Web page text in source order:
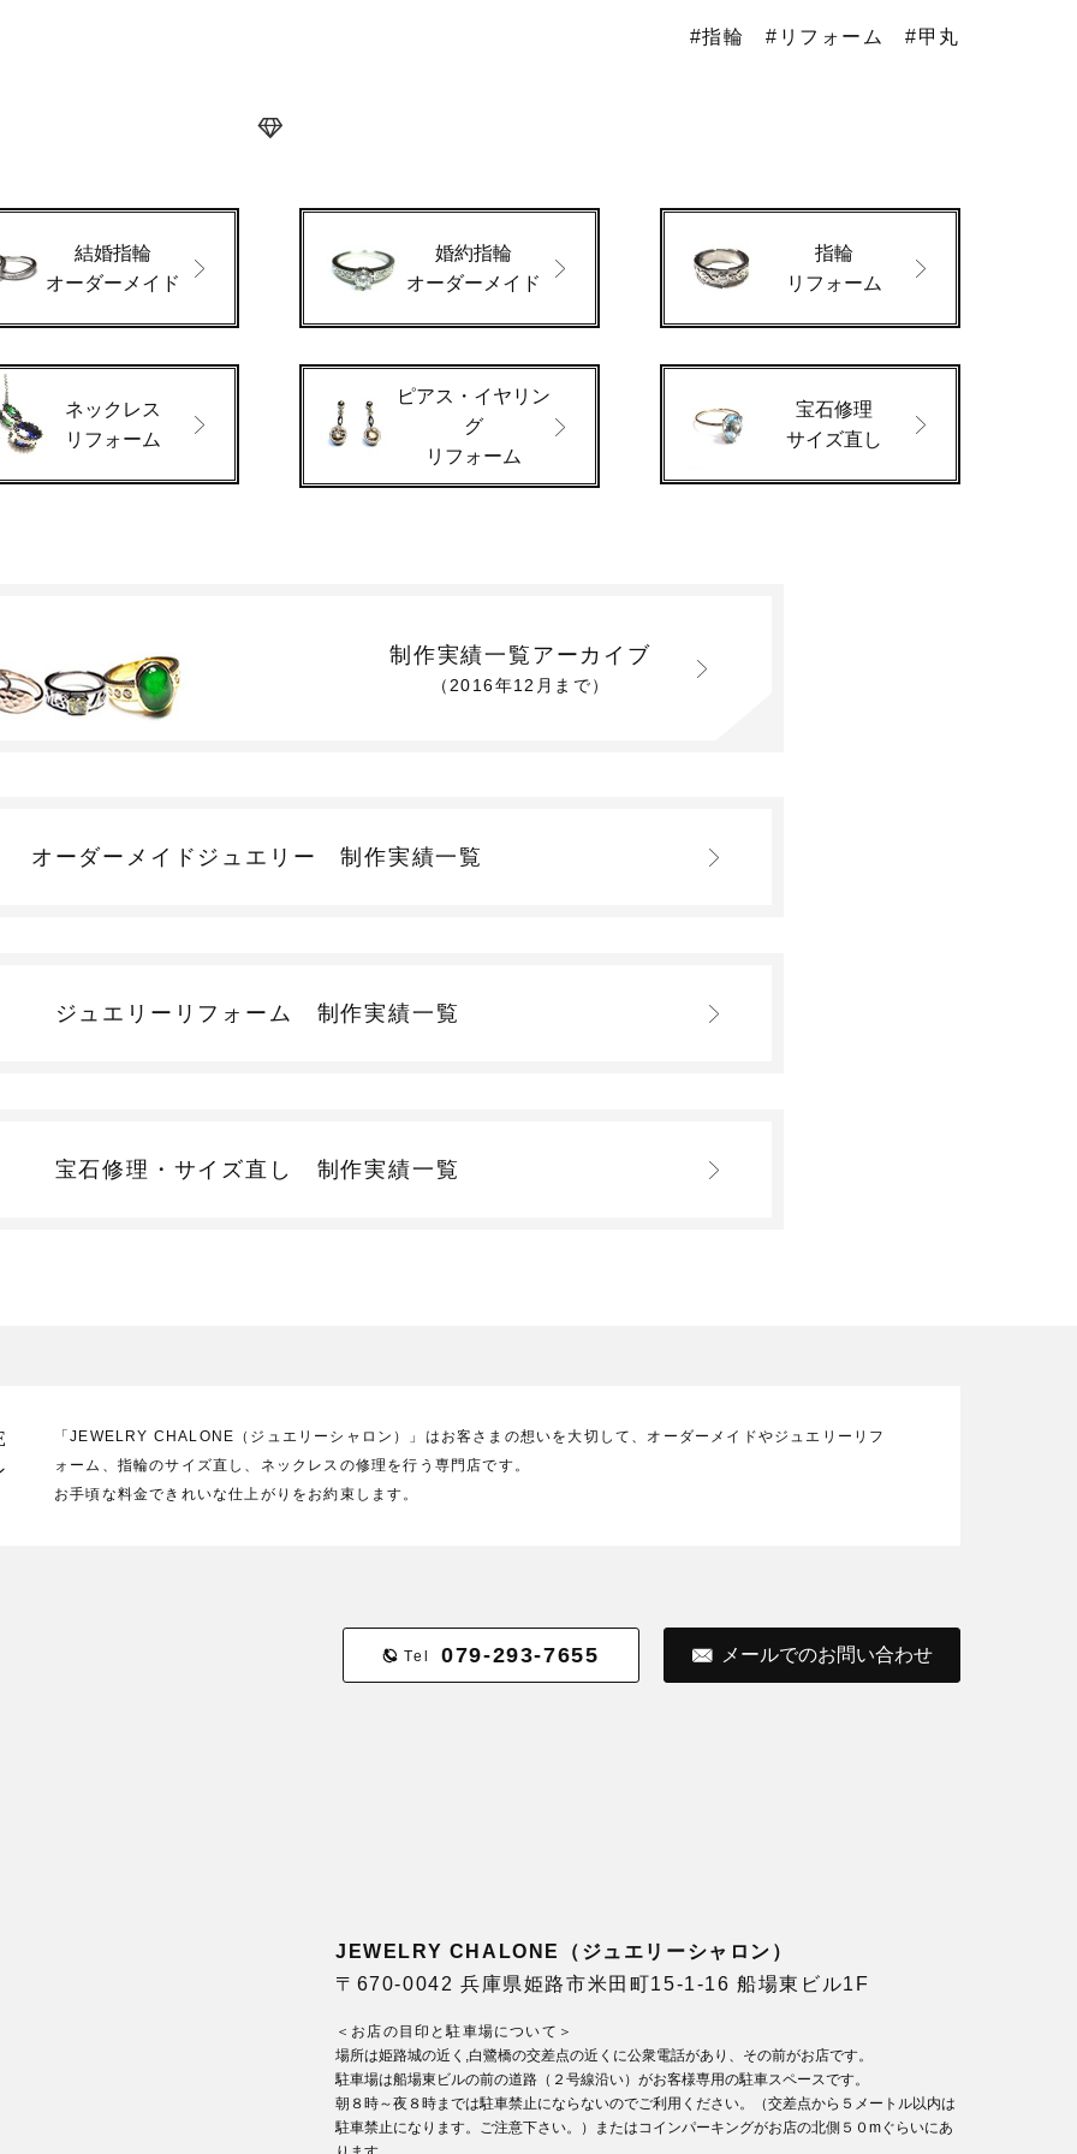
#指輪 #リフォーム #甲丸
結婚指輪
オーダーメイド
婚約指輪
オーダーメイド
指輪
リフォーム
ネックレス
リフォーム
ピアス・イヤリン
グ
リフォーム
宝石修理
サイズ直し
制作実績一覧アーカイブ
（2016年12月まで）
オーダーメイドジュエリー制作実績一覧
ジュエリーリフォーム 制作実績一覧
宝石修理・サイズ直し 制作実績一覧
「JEWELRY CHALONE（ジュエリーシャロン）」はお客さまの想いを大切して、オーダーメイドやジュエリーリフ
ォーム、指輪のサイズ直し、ネックレスの修理を行う専門店です。
お手頃な料金できれいな仕上がりをお約束します。
Tel 079-293-7655 メールでのお問い合わせ
JEWELRY CHALONE（ジュエリーシャロン）
〒670-0042 兵庫県姫路市米田町15-1-16 船場東ビル1F
＜お店の目印と駐車場について＞
場所は姫路城の近く,白鷺橋の交差点の近くに公衆電話があり、その前がお店です。
駐車場は船場東ビルの前の道路（２号線沿い）がお客様専用の駐車スペースです。
朝８時～夜８時までは駐車禁止にならないのでご利用ください。（交差点から５メートル以内は
駐車禁止になります。ご注意下さい。）またはコインパーキングがお店の北側５０mぐらいにあ